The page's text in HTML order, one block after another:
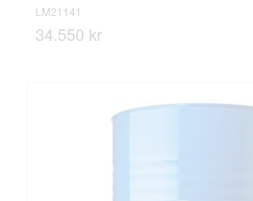
LM21141
34.550 kr